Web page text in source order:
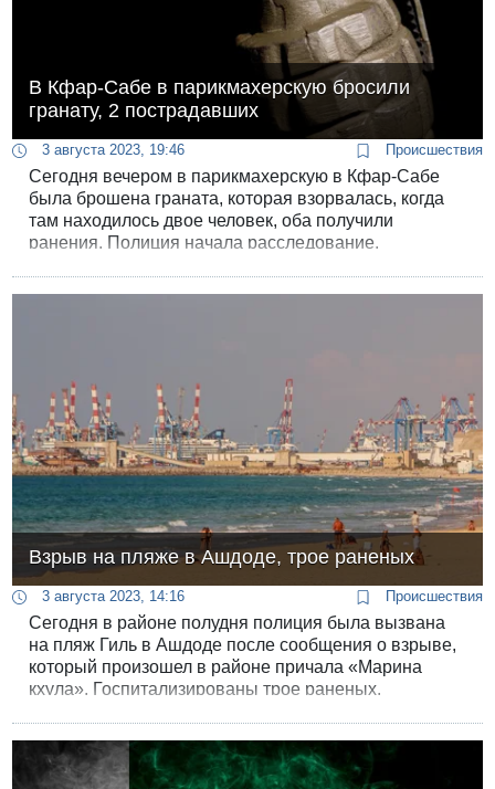
В Кфар-Сабе в парикмахерскую бросили
гранату, 2 пострадавших
3 августа 2023, 19:46 Происшествия
Сегодня вечером в парикмахерскую в Кфар-Сабе
была брошена граната, которая взорвалась, когда
там находилось двое человек, оба получили
ранения. Полиция начала расследование.
Взрыв на пляже в Ашдоде, трое раненых
3 августа 2023, 14:16 Происшествия
Сегодня в районе полудня полиция была вызвана
на пляж Гиль в Ашдоде после сообщения о взрыве,
который произошел в районе причала «Марина
кхула». Госпитализированы трое раненых.